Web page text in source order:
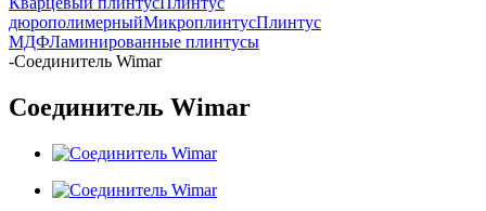
дюрополимерныйМикроплинтусПлинтус
МДФЛаминированные плинтусы
-Соединитель Wimar
Соединитель Wimar